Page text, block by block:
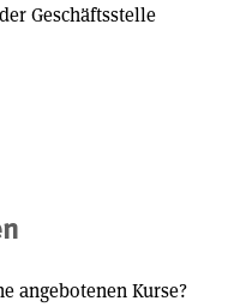
Geschäftsstelle
angebotenen Kurse?